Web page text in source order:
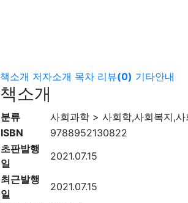
책소개 저자소개 목차 리뷰(0) 기타안내
책소개
분류
사회과학 > 사회학,사회복지,사
ISBN
9788952130822
초판발행
일
2021.07.15
최근발행
일
2021.07.15